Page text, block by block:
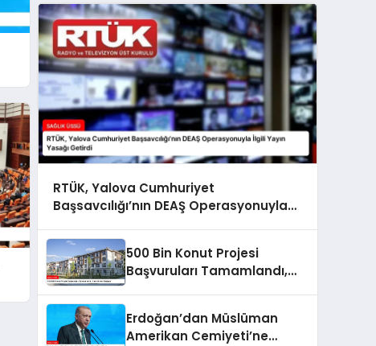
RTÜK, Yalova Cumhuriyet
Başsavcılığı’nın DEAŞ Operasyonuyla
500 Bin Konut Projesi
Başvuruları Tamamlandı,
Erdoğan’dan Müslüman
Amerikan Cemiyeti’ne